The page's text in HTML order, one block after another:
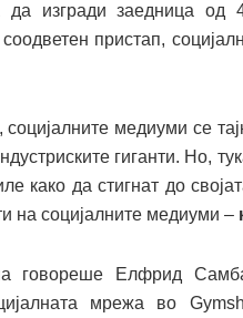
да изгради заедница
соодветен пристап,
медиуми се
гиганти. Но,
како да стигнат до
на социјалните медиуми –
говореше Елфрид
мрежа во